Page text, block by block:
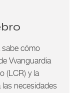
sabe cómo
Vvanguardia
(LCR) y la
necesidades